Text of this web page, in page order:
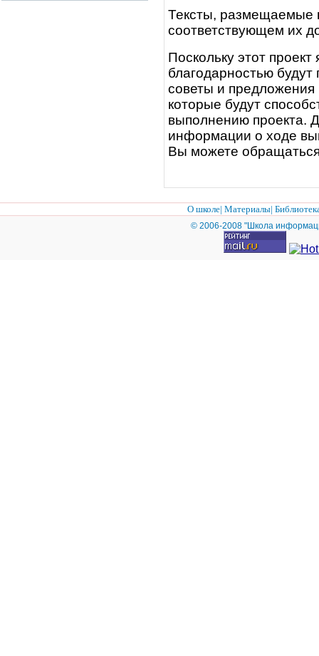
Тексты, размещаемые
соответствующем их
Поскольку этот
благодарностью
советы и
которые будут
выполнению проекта.
информации о ходе
Вы можете
О школе| Материалы|
© 2006-2008 "Школа